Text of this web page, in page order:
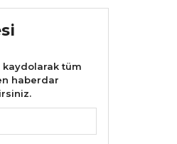
tüm
haberdar